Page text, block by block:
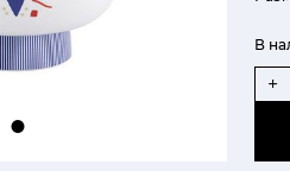
В
+